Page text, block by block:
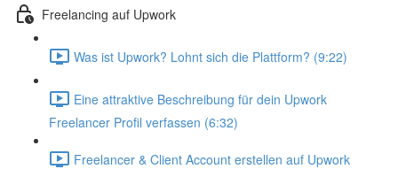
Freelancing auf Upwork
Was ist Upwork? Lohnt sich die Plattform? (9:22)
Eine attraktive Beschreibung für dein Upwork
Freelancer Profil verfassen (6:32)
Freelancer & Client Account erstellen auf Upwork